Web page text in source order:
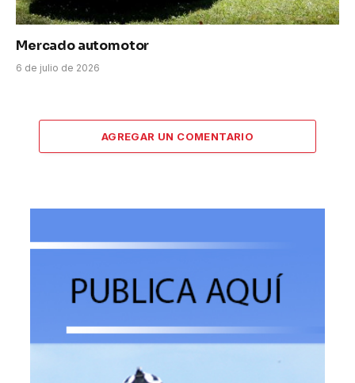
Mercado automotor
6 de julio de 2026
AGREGAR UN COMENTARIO